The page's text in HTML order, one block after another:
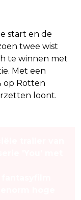
start en de
twee wist
te winnen met
Met een
op Rotten
loont.